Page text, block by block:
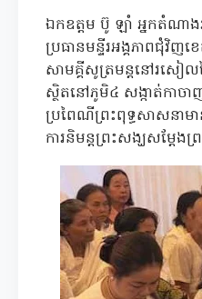
ឯកឧត្តម ប៊ូ ឡាំ អ្នកតំណា
ប្រធានមន្ទីរអង្គភាពជុំវិញ
សាមគ្គីសូត្រមន្តនៅរសៀ
ស្ថិតនៅភូមិ៤ សង្កាត់កាច
ប្រពៃណីព្រះពុទ្ធសាសនាម
ការនិមន្តព្រះសង្ឃសម្តែ